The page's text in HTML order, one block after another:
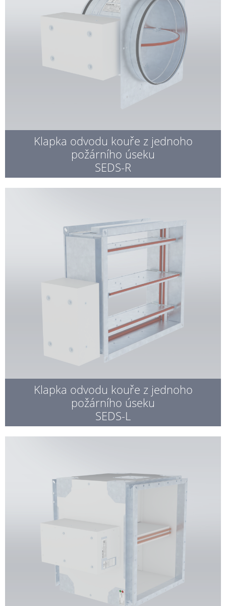
Klapka odvodu kouře z jednoho
požárního úseku
SEDS-R
Klapka odvodu kouře z jednoho
požárního úseku
SEDS-L